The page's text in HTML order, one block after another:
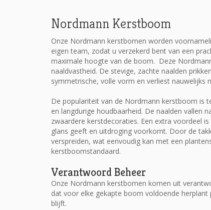
Nordmann Kerstboom
Onze Nordmann kerstbomen worden
eigen team, zodat u verzekerd bent van een
maximale hoogte van de boom. Deze
naaldvastheid. De stevige, zachte naalden
symmetrische, volle vorm en verliest nauwelijks
De populariteit van de Nordmann kerstboom is
en langdurige houdbaarheid. De naalden vallen
zwaardere kerstdecoraties. Een extra voordeel
glans geeft en uitdroging voorkomt. Door de
verspreiden, wat eenvoudig kan met een
kerstboomstandaard.
Verantwoord Beheer
Onze Nordmann kerstbomen komen uit
dat voor elke gekapte boom voldoende
blijft.